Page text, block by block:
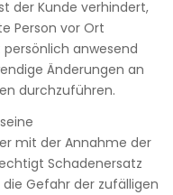
der Kunde verhindert,
Person vor Ort
anwesend
Änderungen an
durchzuführen.
mit der Annahme der
Schadenersatz
Gefahr der zufälligen